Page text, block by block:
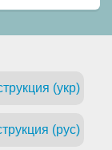
(укр)
(рус)